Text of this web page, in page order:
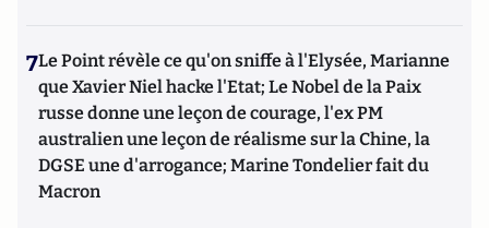
7Le Point révèle ce qu'on sniffe à l'Elysée, Marianne
que Xavier Niel hacke l'Etat; Le Nobel de la Paix
russe donne une leçon de courage, l'ex PM
australien une leçon de réalisme sur la Chine, la
DGSE une d'arrogance; Marine Tondelier fait du
Macron